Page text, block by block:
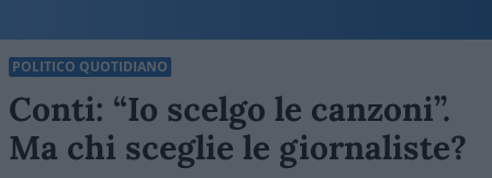
POLITICO QUOTIDIANO
Conti: “Io scelgo le canzoni”.
Ma chi sceglie le giornaliste?